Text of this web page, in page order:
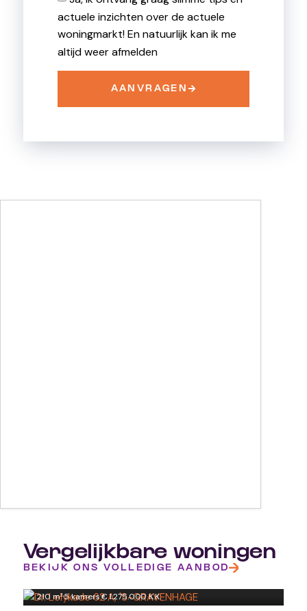
actuele inzichten over de actuele
woningmarkt! En natuurlijk kan ik me
altijd weer afmelden
AANVRAGEN
Vergelijkbare woningen
BEKIJK ONS VOLLEDIGE AANBOD
Dr. Lelykade 62 A
'S-GRAVENHAGE
210 m²·5 kamers·€ 1.275.000 K.K.
De Réaumurstraat 42
'S-GRAVENHAGE